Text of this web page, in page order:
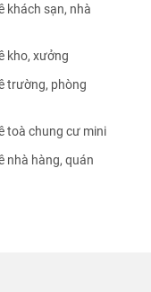
khách sạn, nhà
kho, xưởng
trường, phòng
toà chung cư mini
nhà hàng, quán